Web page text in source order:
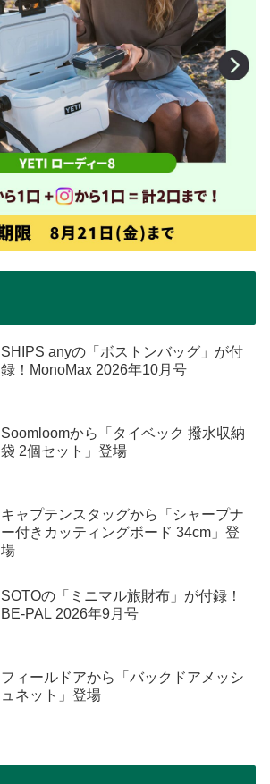
SHIPS anyの「ボストンバッグ」が付
録！MonoMax 2026年10月号
Soomloomから「タイベック 撥水収納
袋 2個セット」登場
キャプテンスタッグから「シャープナ
ー付きカッティングボード 34cm」登
場
SOTOの「ミニマル旅財布」が付録！
BE-PAL 2026年9月号
フィールドアから「バックドアメッシ
ュネット」登場